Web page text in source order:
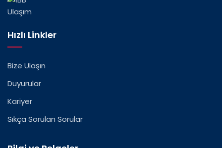
Hızlı Linkler
Bize Ulaşın
Duyurular
Kariyer
Sıkça Sorulan Sorular